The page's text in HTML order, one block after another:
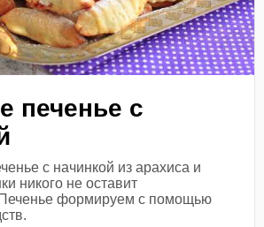
печенье с
с начинкой из арахиса и
никого не оставит
формируем с помощью